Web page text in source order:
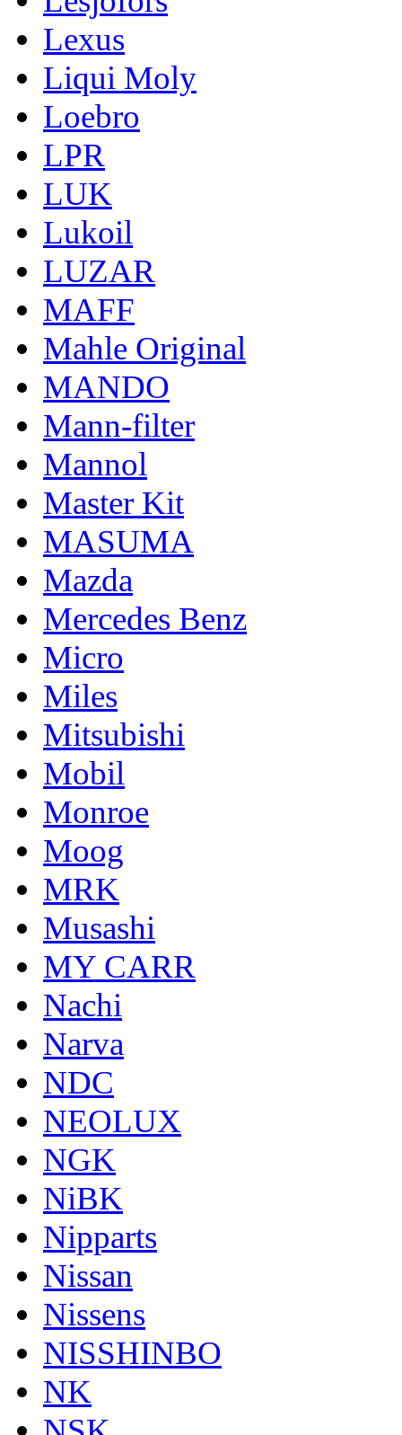
Lexus
Liqui Moly
Loebro
LPR
LUK
Lukoil
LUZAR
MAFF
Mahle Original
MANDO
Mann-filter
Mannol
Master Kit
MASUMA
Mazda
Mercedes Benz
Micro
Miles
Mitsubishi
Mobil
Monroe
Moog
MRK
Musashi
MY CARR
Nachi
Narva
NDC
NEOLUX
NGK
NiBK
Nipparts
Nissan
Nissens
NISSHINBO
NK